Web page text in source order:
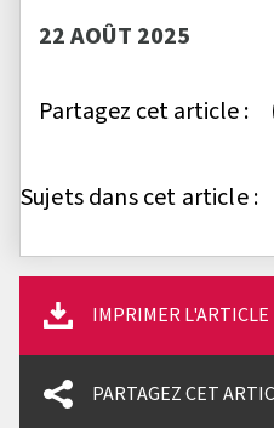
22 AOÛT 2025
Partagez cet article :
Sujets dans cet article :
IMPRIMER L'ARTICLE
PARTAGEZ CET